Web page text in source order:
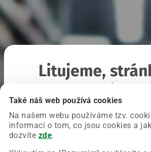
Také náš web používá cookies
Na našem webu používáme tzv.
informací o tom, co jsou cookies a
dozvíte zde.
Litujeme,
Chyba nastala na naší straně a už
Zkuste prosím znovu načíst